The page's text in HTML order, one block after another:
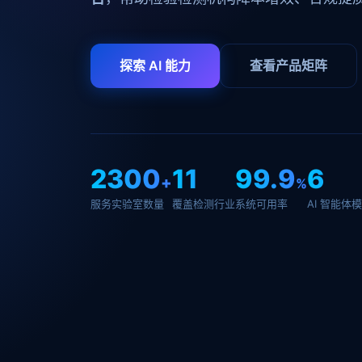
探索 AI 能力 查看产品矩阵
2300+
服务实验室数量
11
覆盖检测行业
99.9%
系统可用率
6
AI 智能体